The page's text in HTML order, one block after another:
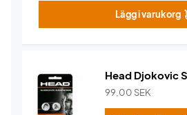
Lägg i varukorg
Head Djokovic
99,00 SEK